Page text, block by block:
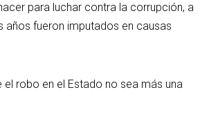
para luchar contra la corrupción, a
fueron imputados en causas
robo en el Estado no sea más una